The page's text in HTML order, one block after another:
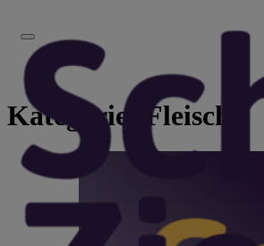
Kategorie: Fleisch